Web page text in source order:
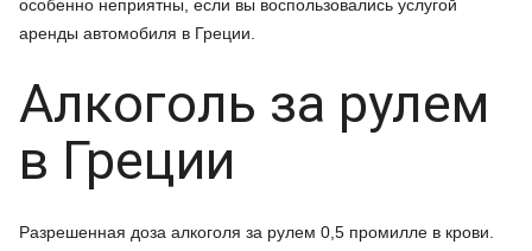
особенно неприятны, если вы воспользовались услугой
аренды автомобиля в Греции.
Алкоголь за рулем
в Греции
Разрешенная доза алкоголя за рулем 0,5 промилле в крови.